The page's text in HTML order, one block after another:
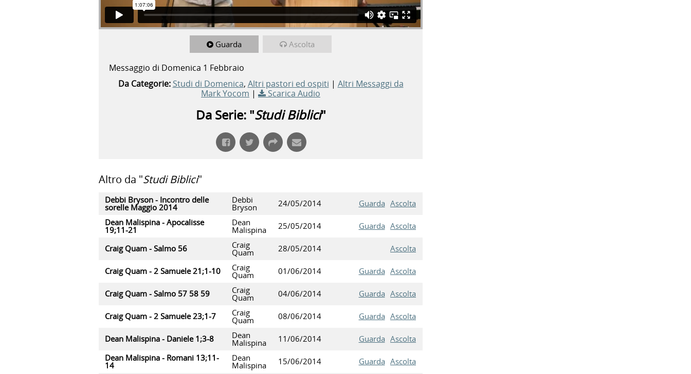
Guarda Ascolta
Messaggio di Domenica 1 Febbraio
Da Categorie: Studi di Domenica, Altri pastori ed ospiti | Altri Messaggi da
Mark Yocom | Scarica Audio
Da Serie: "Studi Biblici"
Altro da "Studi Biblici"
Debbi Bryson - Incontro delle
sorelle Maggio 2014
Debbi
Bryson 24/05/2014 Guarda Ascolta
Dean Malispina - Apocalisse
19;11-21
Dean
Malispina 25/05/2014 Guarda Ascolta
Craig Quam - Salmo 56 Craig
Quam 28/05/2014 Ascolta
Craig Quam - 2 Samuele 21;1-10 Craig
Quam 01/06/2014 Guarda Ascolta
Craig Quam - Salmo 57 58 59 Craig
Quam 04/06/2014 Guarda Ascolta
Craig Quam - 2 Samuele 23;1-7 Craig
Quam 08/06/2014 Guarda Ascolta
Dean Malispina - Daniele 1;3-8 Dean
Malispina 11/06/2014 Guarda Ascolta
Dean Malispina - Romani 13;11-
14
Dean
Malispina 15/06/2014 Guarda Ascolta